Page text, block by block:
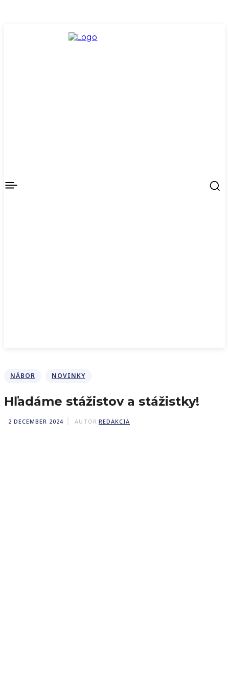
NÁBOR NOVINKY
Hľadáme stážistov a stážistky!
2 DECEMBER 2024 AUTOR REDAKCIA